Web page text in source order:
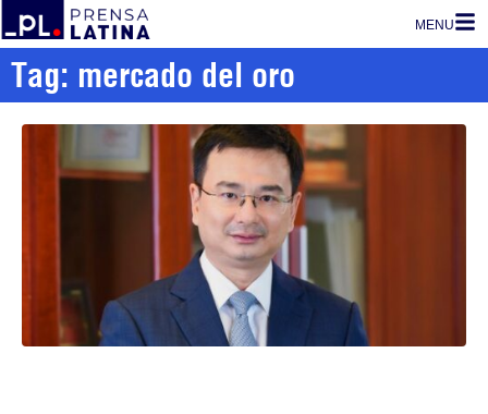
MENU
Tag: mercado del oro